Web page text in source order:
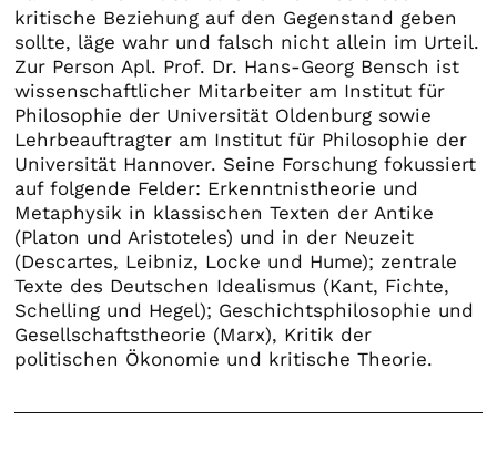
kritische Beziehung auf den Gegenstand geben
sollte, läge wahr und falsch nicht allein im Urteil.
Zur Person Apl. Prof. Dr. Hans-Georg Bensch ist
wissenschaftlicher Mitarbeiter am Institut für
Philosophie der Universität Oldenburg sowie
Lehrbeauftragter am Institut für Philosophie der
Universität Hannover. Seine Forschung fokussiert
auf folgende Felder: Erkenntnistheorie und
Metaphysik in klassischen Texten der Antike
(Platon und Aristoteles) und in der Neuzeit
(Descartes, Leibniz, Locke und Hume); zentrale
Texte des Deutschen Idealismus (Kant, Fichte,
Schelling und Hegel); Geschichtsphilosophie und
Gesellschaftstheorie (Marx), Kritik der
politischen Ökonomie und kritische Theorie.